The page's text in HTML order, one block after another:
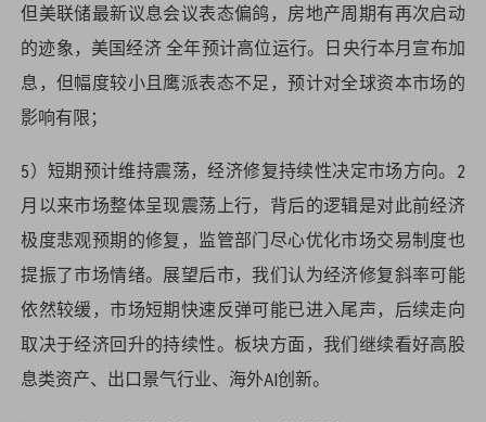
但美联储最新议息会议表态偏鸽，房地产周期有再次启动
的迹象，美国经济 全年预计高位运行。日央行本月宣布加
息，但幅度较小且鹰派表态不足，预计对全球资本市场的
影响有限；
5）短期预计维持震荡，经济修复持续性决定市场方向。2
月以来市场整体呈现震荡上行，背后的逻辑是对此前经济
极度悲观预期的修复，监管部门尽心优化市场交易制度也
提振了市场情绪。展望后市，我们认为经济修复斜率可能
依然较缓，市场短期快速反弹可能已进入尾声，后续走向
取决于经济回升的持续性。板块方面，我们继续看好高股
息类资产、出口景气行业、海外AI创新。